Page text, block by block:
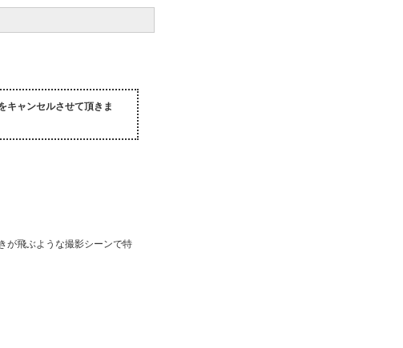
キャンセルさせて頂きま
が飛ぶような撮影シーンで特